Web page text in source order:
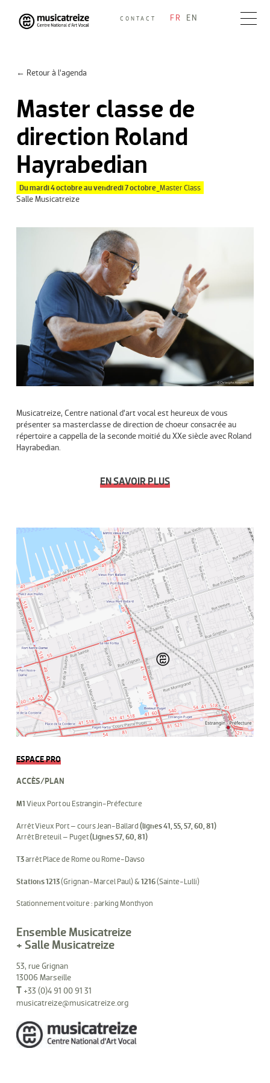
Skip
to
CONTACT FR EN
← Retour à l’agenda
Master classe de
direction Roland
Hayrabedian
Du mardi 4 octobre au vendredi 7 octobre_ Master Class
Salle Musicatreize
Musicatreize, Centre national d’art vocal est heureux de vous
présenter sa masterclasse de direction de choeur consacrée au
répertoire a cappella de la secondemoitié du XXe siècle avec Roland
Hayrabedian.
EN SAVOIR PLUS
ESPACE PRO
ACCÈS/PLAN
M1 Vieux Port ou Estrangin-Préfecture
Arrêt Vieux Port – cours Jean-Ballard (lignes 41, 55, 57, 60, 81)
Arrêt Breteuil – Puget(Lignes 57, 60, 81)
T3arrêt Place de Rome ou Rome-Davso
Stations 1213(Grignan-Marcel Paul) & 1216(Sainte-Lulli)
Stationnement voiture : parking Monthyon
Ensemble Musicatreize
+ Salle Musicatreize
53, rue Grignan
13006 Marseille
T+33 (0)4 91 00 91 31
musicatreize@musicatreize.org